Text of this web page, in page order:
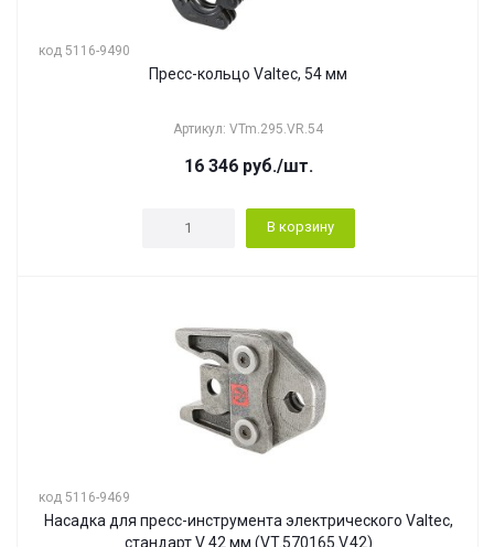
код 5116-9490
Пресс-кольцо Valtec, 54 мм
Артикул: VTm.295.VR.54
16 346руб./шт.
В корзину
код 5116-9469
Насадка для пресс-инструмента электрического Valtec,
стандарт V 42 мм (VT.570165.V.42)